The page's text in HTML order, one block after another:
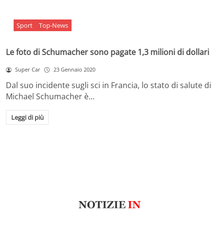
Sport Top-News
Le foto di Schumacher sono pagate 1,3 milioni di dollari
Super Car 23 Gennaio 2020
Dal suo incidente sugli sci in Francia, lo stato di salute di
Michael Schumacher è…
Leggi di più